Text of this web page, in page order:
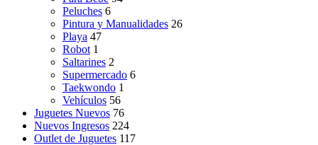
Peluches 6
Pintura y Manualidades 26
Playa 47
Robot 1
Saltarines 2
Supermercado 6
Taekwondo 1
Vehículos 56
Juguetes Nuevos 76
Nuevos Ingresos 224
Outlet de Juguetes 117